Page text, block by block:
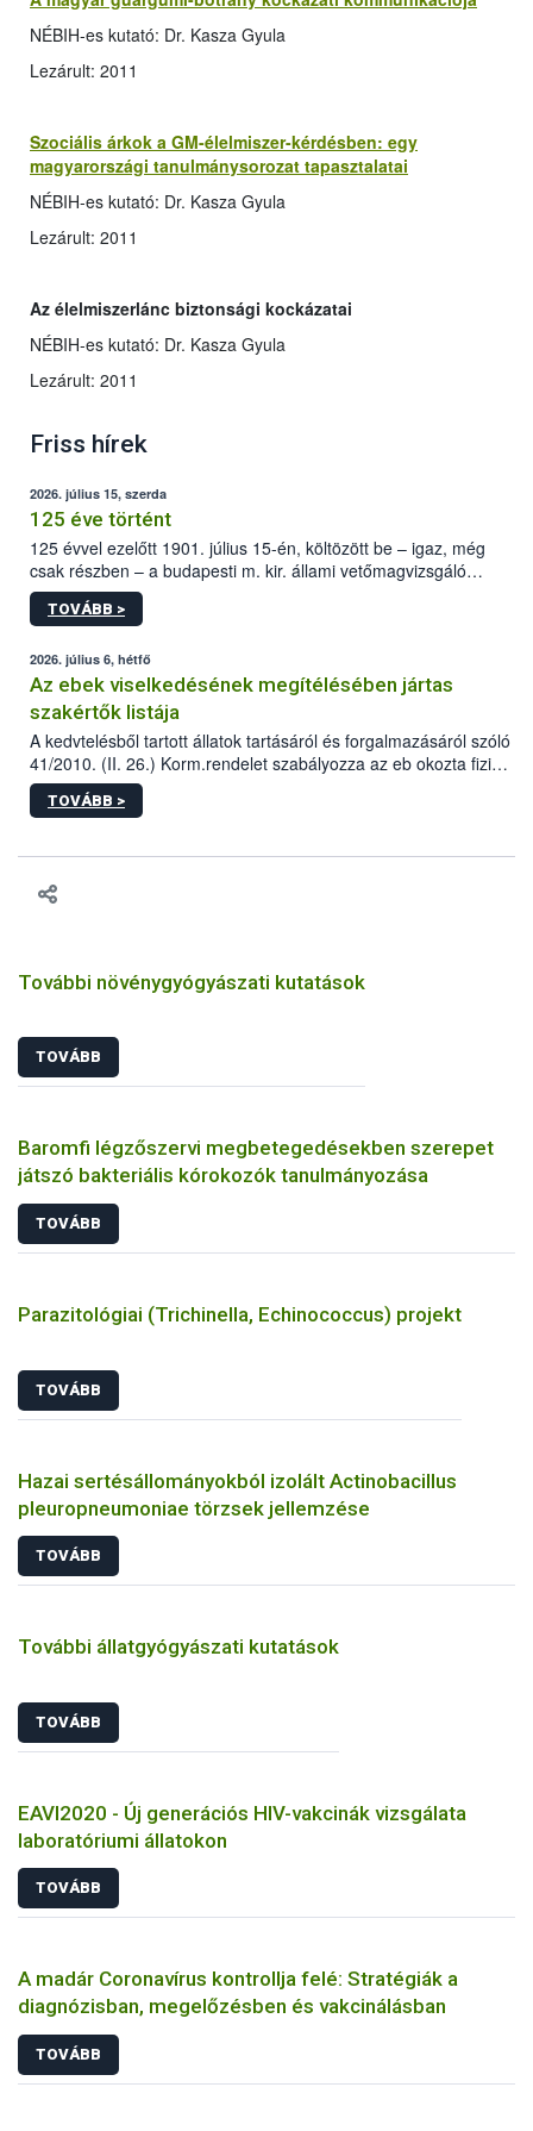
NÉBIH-es kutató: Dr. Kasza Gyula
Lezárult: 2011
Szociális árkok a GM-élelmiszer-kérdésben: egy
magyarországi tanulmánysorozat tapasztalatai
NÉBIH-es kutató: Dr. Kasza Gyula
Lezárult: 2011
Az élelmiszerlánc biztonsági kockázatai
NÉBIH-es kutató: Dr. Kasza Gyula
Lezárult: 2011
Friss hírek
2026. július 15, szerda
125 éve történt
125 évvel ezelőtt 1901. július 15-én, költözött be – igaz, még
csak részben – a budapesti m. kir. állami vetőmagvizsgáló
állomás a Kis Rókus utca 15. szám alatti, Czigler Győző által
tervezett új épületébe.
TOVÁBB >
2026. július 6, hétfő
Az ebek viselkedésének megítélésében jártas
szakértők listája
A kedvtelésből tartott állatok tartásáról és forgalmazásáról szóló
41/2010. (II. 26.) Korm.rendelet szabályozza az eb okozta fizikai
sérülés, illetve ennek veszélye keletkezésekor felmerülő
hatósági feladatokat, valamint a veszélyes eb tartását és annak
vonni az ebek viselkedésének megítélésében jártas szakértőt.
TOVÁBB >
További növénygyógyászati kutatások
TOVÁBB
Baromfi légzőszervi megbetegedésekben szerepet
játszó bakteriális kórokozók tanulmányozása
TOVÁBB
Parazitológiai (Trichinella, Echinococcus) projekt
TOVÁBB
Hazai sertésállományokból izolált Actinobacillus
pleuropneumoniae törzsek jellemzése
TOVÁBB
További állatgyógyászati kutatások
TOVÁBB
EAVI2020 - Új generációs HIV-vakcinák vizsgálata
laboratóriumi állatokon
TOVÁBB
A madár Coronavírus kontrollja felé: Stratégiák a
diagnózisban, megelőzésben és vakcinálásban
TOVÁBB